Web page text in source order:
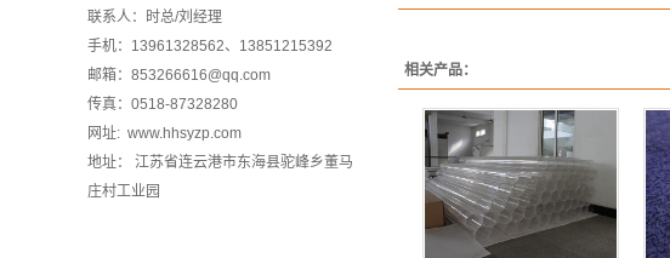
联系人：时总/刘经理
手机：13961328562、13851215392
邮箱：853266616@qq.com
传真：0518-87328280
网址: www.hhsyzp.com
地址： 江苏省连云港市东海县驼峰乡董马
庄村工业园
相关产品：